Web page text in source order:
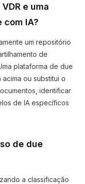
e uma
com IA?
um repositório
de
plataforma de due
ou substitui o
identificar
de IA específicos
de due
a classificação